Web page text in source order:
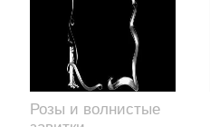
Розы и волнистые